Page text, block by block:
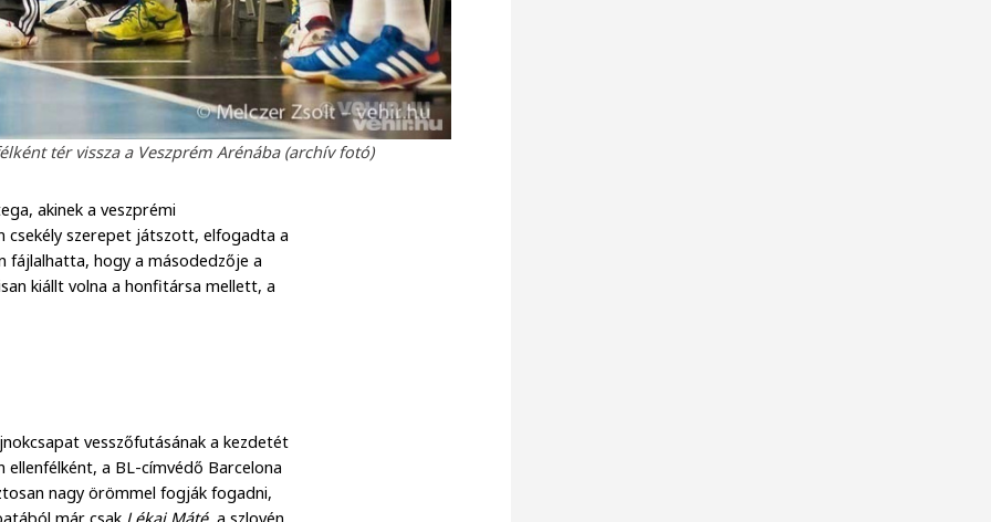
tér vissza a Veszprém Arénába (archív fotó)
akinek a veszprémi
csekély szerepet játszott, elfogadta a
fájlalhatta, hogy a másodedzője a
kiállt volna a honfitársa mellett, a
vesszőfutásának a kezdetét
a BL-címvédő Barcelona
nagy örömmel fogják fogadni,